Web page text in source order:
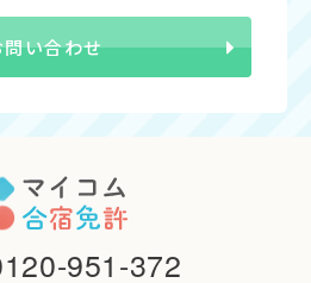
問い合わせ
951-372